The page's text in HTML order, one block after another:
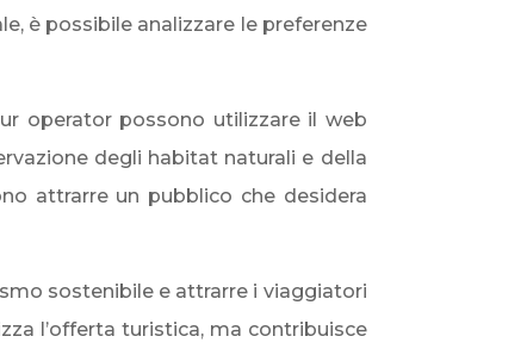
è possibile analizzare le preferenze
operator possono utilizzare il web
degli habitat naturali e della
attrarre un pubblico che desidera
sostenibile e attrarre i viaggiatori
l’offerta turistica, ma contribuisce